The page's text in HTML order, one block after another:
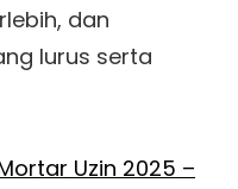
dan
lurus serta
Uzin 2025 –